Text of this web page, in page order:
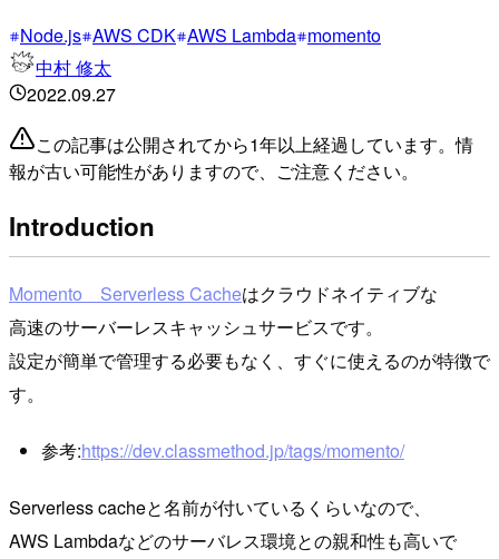
Node.js AWS CDK AWS Lambda momento
中村 修太
2022.09.27
この記事は公開されてから1年以上経過しています。情
報が古い可能性がありますので、ご注意ください。
Introduction
Momento Serverless Cacheはクラウドネイティブな
高速のサーバーレスキャッシュサービスです。
設定が簡単で管理する必要もなく、すぐに使えるのが特徴で
す。
参考:https://dev.classmethod.jp/tags/momento/
Serverless cacheと名前が付いているくらいなので、
AWS Lambdaなどのサーバレス環境との親和性も高いで